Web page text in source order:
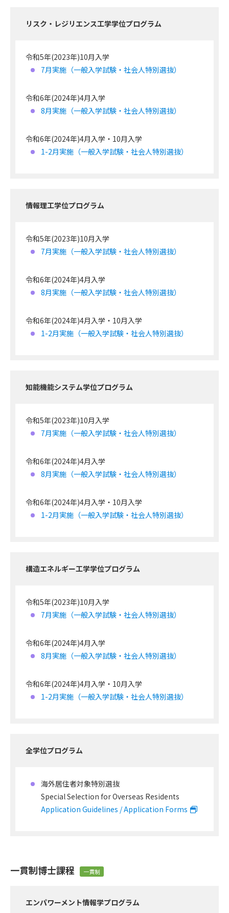
リスク・レジリエンス工学学位プログラム
令和5年(2023年)10月入学
7月実施（一般入学試験・社会人特別選抜）
令和6年(2024年)4月入学
8月実施（一般入学試験・社会人特別選抜）
令和6年(2024年)4月入学・10月入学
1-2月実施（一般入学試験・社会人特別選抜）
情報理工学位プログラム
令和5年(2023年)10月入学
7月実施（一般入学試験・社会人特別選抜）
令和6年(2024年)4月入学
8月実施（一般入学試験・社会人特別選抜）
令和6年(2024年)4月入学・10月入学
1-2月実施（一般入学試験・社会人特別選抜）
知能機能システム学位プログラム
令和5年(2023年)10月入学
7月実施（一般入学試験・社会人特別選抜）
令和6年(2024年)4月入学
8月実施（一般入学試験・社会人特別選抜）
令和6年(2024年)4月入学・10月入学
1-2月実施（一般入学試験・社会人特別選抜）
構造エネルギー工学学位プログラム
令和5年(2023年)10月入学
7月実施（一般入学試験・社会人特別選抜）
令和6年(2024年)4月入学
8月実施（一般入学試験・社会人特別選抜）
令和6年(2024年)4月入学・10月入学
1-2月実施（一般入学試験・社会人特別選抜）
全学位プログラム
海外居住者対象特別選抜
Special Selection for Overseas Residents
Application Guidelines / Application Forms
一貫制博士課程 一貫制
エンパワーメント情報学プログラム